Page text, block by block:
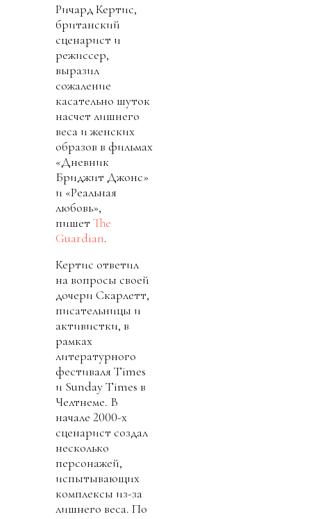
Ричард Кертис,
британский
сценарист и
режиссер,
выразил
сожаление
касательно шуток
насчет лишнего
веса и женских
образов в фильмах
«Дневник
Бриджит Джонс»
и «Реальная
любовь»,
пишет The
Guardian.
Кертис ответил
на вопросы своей
дочери Скарлетт,
писательницы и
активистки, в
рамках
литературного
фестиваля Times
и Sunday Times в
Челтнеме. В
начале 2000-х
сценарист создал
несколько
персонажей,
испытывающих
комплексы из-за
лишнего веса. По